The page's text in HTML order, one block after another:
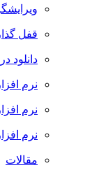
قفل گذار
دانلود
نرم
نرم
نرم
مقالات